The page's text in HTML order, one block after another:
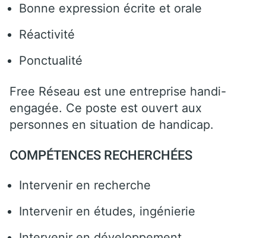
Bonne expression écrite et orale
Réactivité
Ponctualité
Free Réseau est une entreprise handi-
engagée. Ce poste est ouvert aux
personnes en situation de handicap.
COMPÉTENCES RECHERCHÉES
Intervenir en recherche
Intervenir en études, ingénierie